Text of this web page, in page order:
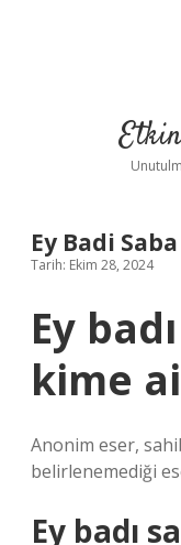
Ey Badi
Tarih: Ekim 28, 2024
Ey
kime
Anonim eser,
belirlenemediği
Ey badı